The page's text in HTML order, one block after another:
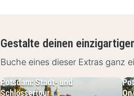
Hauptplatz: 300 Meter
Botanischer Garten: 700
Stadtpark: 1 Kilometer
Gestalte deinen
Buche eines dieser Extras ganz
Potsdam: Stadt- und
Schlössertour